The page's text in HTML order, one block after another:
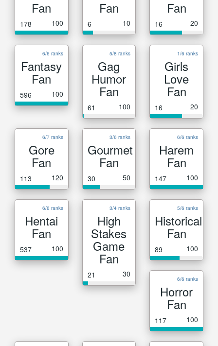
Fan
178 100
Fan
6 10
Fan
16 20
6/6 ranks
Fantasy
Fan
596 100
5/8 ranks
Gag
Humor
Fan
61 100
1/6 ranks
Girls
Love
Fan
16 20
6/7 ranks
Gore
Fan
113 120
3/6 ranks
Gourmet
Fan
30 50
6/6 ranks
Harem
Fan
147 100
6/6 ranks
Hentai
Fan
537 100
3/4 ranks
High
Stakes
Game
Fan
21 30
5/6 ranks
Historical
Fan
89 100
6/6 ranks
Horror
Fan
117 100